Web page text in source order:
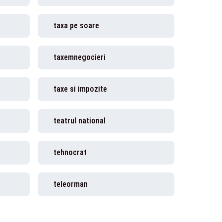
taxa pe soare
taxemnegocieri
taxe si impozite
teatrul national
tehnocrat
teleorman